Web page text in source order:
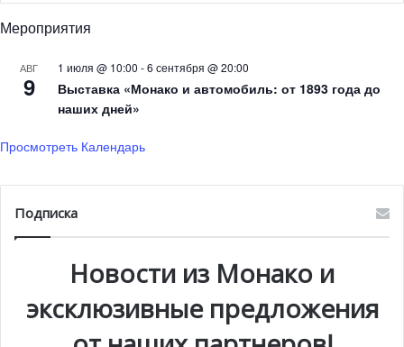
Кроме того, в партнёрстве с Домом Givenchy, отель
Метрополь Монте-Карло открыл в 2017 году
уникальное«Спа Метрополь», которое отражает всю
философию заведения, а именно — роскошь, шик и
Мероприятия
АВГ
9
1 июля @ 10:00 -6 сентября @ 20:00
Выставка «Монако и автомобиль: от 1893 года до
наших дней»
Просмотреть Календарь
Подписка
Новости из Монако и
эксклюзивные предложения